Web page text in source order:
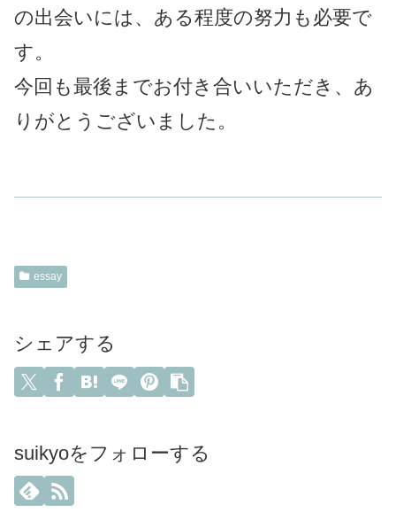
の出会いには、ある程度の努力も必要で
す。
今回も最後までお付き合いいただき、あ
りがとうございました。
essay
シェアする
suikyoをフォローする